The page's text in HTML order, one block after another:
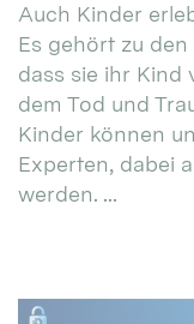
Auch Kinder
Es gehört zu
dass sie ihr Kind
dem Tod und
Kinder können
Experten, dabei
werden. ...